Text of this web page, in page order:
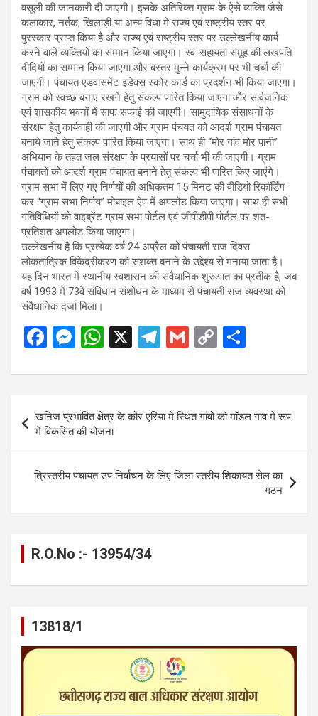
वसूली की जानकारी दी जाएगी। इसके अतिरिक्त ग्राम के ऐसे व्यक्ति जैसे
कलाकार, नर्तक, खिलाड़ी या अन्य विधा में राज्य एवं राष्ट्रीय स्तर पर
पुरस्कार प्राप्त किया है और राज्य एवं राष्ट्रीय स्तर पर उल्लेखनीय कार्य
करने वाले व्यक्तियों का सम्मान किया जाएगा। स्व-सहायता समूह की लखपति
दीदियों का सम्मान किया जाएगा और बस्तर मुन्ने कार्यक्रम पर भी चर्चा की
जाएगी। पंचायत एडवांसमेंट इंडेक्स स्कोर कार्ड का प्रदर्शन भी किया जाएगा।
ग्राम को स्वच्छ बनाए रखने हेतु संकल्प पारित किया जाएगा और सार्वजनिक
एवं शासकीय भवनों में साफ सफाई की जाएगी। सामुदायिक संसाधनों के
संरक्षण हेतु कार्यवाही की जाएगी और ग्राम पंचयत को आदर्श ग्राम पंचायत
बनाये जाने हेतु संकल्प पारित किया जाएगा। साथ ही “मोर गांव मोर पानी”
अभियान के तहत जल संरक्षण के प्रयासों पर चर्चा भी की जाएगी। ग्राम
पंचायतों को आदर्श ग्राम पंचायत बनाने हेतु संकल्प भी पारित किए जाएंगे।
ग्राम सभा में लिए गए निर्णयों की अधिकतम 15 मिनट की वीडियो रिकॉर्डिंग
कर “ग्राम सभा निर्णय” मोबाइल ऐप में अपलोड किया जाएगा। साथ ही सभी
गतिविधियों को वाइब्रेंट ग्राम सभा पोर्टल एवं जीपीडीपी पोर्टल पर शत-
प्रतिशत अपलोड किया जाएगा।
उल्लेखनीय है कि प्रत्येक वर्ष 24 अप्रैल को पंचायती राज दिवस
लोकतांत्रिक विकेंद्रीकरण को सशक्त बनाने के उद्देश्य से मनाया जाता है।
यह दिन भारत में स्थानीय स्वशासन की संवैधानिक शुरुआत का प्रतीक है, जब
वर्ष 1993 में 73वें संविधान संशोधन के माध्यम से पंचायती राज व्यवस्था को
संवैधानिक दर्जा मिला।
F
ce
b
o
o
k
M
se
n
g
er
W
at
A
p
p
X
T
e
gr
a
m
G
ail
C
py
Li
n
k
ar
navigation
खनिज प्रभावित क्षेत्र के कोर एरिया में स्थित गांवों को मॉडल गांव में रूप
में विकसित की योजना
त्रिस्तरीय पंचायत उप निर्वाचन के लिए जिला स्तरीय शिकायत सेल का
गठन
R.O.No :- 13954/34
13818/1